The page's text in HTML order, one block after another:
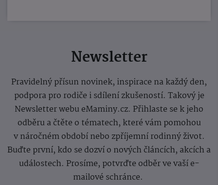
Newsletter
Pravidelný přísun novinek, inspirace na každý den,
podpora pro rodiče i sdílení zkušeností. Takový je
Newsletter webu eMaminy.cz. Přihlaste se k jeho
odběru a čtěte o tématech, které vám pomohou
v náročném období nebo zpříjemní rodinný život.
Buďte první, kdo se dozví o nových článcích, akcích a
událostech. Prosíme, potvrďte odběr ve vaší e-
mailové schránce.